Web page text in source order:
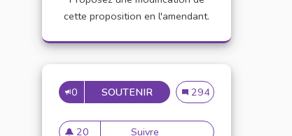
cette proposition en l'amendant.
0 SOUTENIR MISE EN PLACE DE
Mise en place de
294
20 Suivre Mise en place de référents